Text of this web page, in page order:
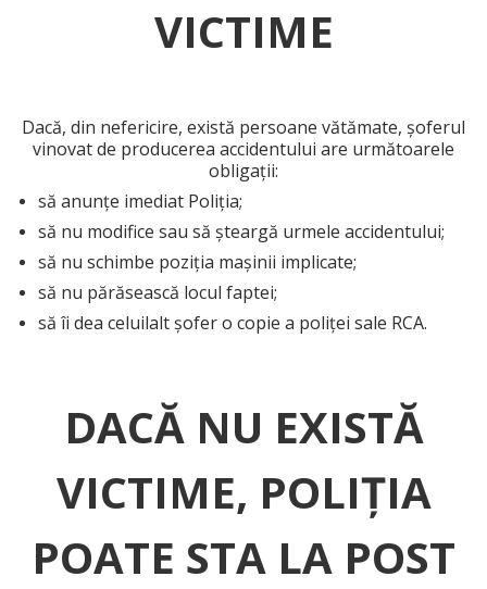
VICTIME
Dacă, din nefericire, există persoane vătămate, șoferul
vinovat de producerea accidentului are următoarele
obligații:
să anunțe imediat Poliția;
să nu modifice sau să șteargă urmele accidentului;
să nu schimbe poziția mașinii implicate;
să nu părăsească locul faptei;
să îi dea celuilalt șofer o copie a poliței sale RCA.
DACĂ NU EXISTĂ
VICTIME, POLIȚIA
POATE STA LA POST